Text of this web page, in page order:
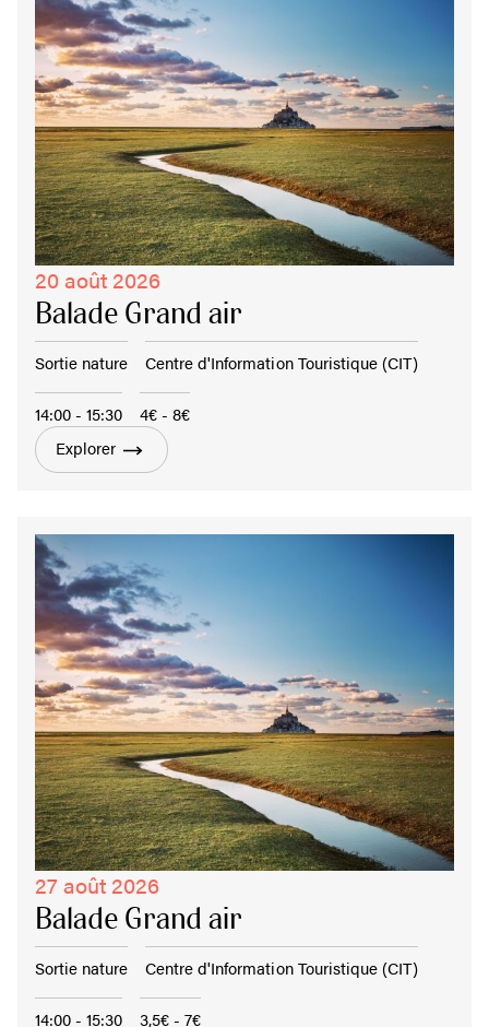
20 août 2026
Balade Grand air
Sortie nature Centre d'Information Touristique (CIT)
14:00 - 15:30
4€ - 8€
Explorer
27 août 2026
Balade Grand air
Sortie nature Centre d'Information Touristique (CIT)
14:00 - 15:30 3,5€ - 7€